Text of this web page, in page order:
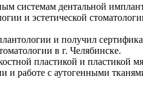
системам дентальной
и эстетической
и получил
в г. Челябинске.
пластикой и пластикой
и работе с аутогенными